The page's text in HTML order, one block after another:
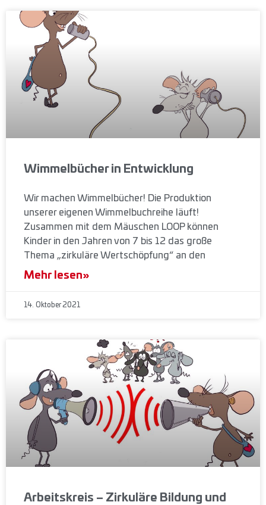
Wimmelbücher in Entwicklung
Wir machen Wimmelbücher! Die Produktion
unserer eigenen Wimmelbuchreihe läuft!
Zusammen mit dem Mäuschen LOOP können
Kinder in den Jahren von 7 bis 12 das große
Thema „zirkuläre Wertschöpfung“ an den
Mehr lesen»
14. Oktober 2021
Arbeitskreis – Zirkuläre Bildung und